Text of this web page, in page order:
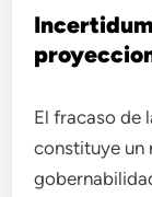
El fracaso de
constituye un